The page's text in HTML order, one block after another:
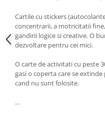
Cartile cu stickers
concentrarii, a motricitatii
gandirii logice si creative. O
dezvoltare pentru cei mici.
O carte de activitati cu peste
gasi o coperta care se
cand nu sunt folosite.
...